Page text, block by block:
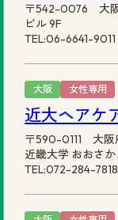
〒542-0076 大阪
ビル 9F
TEL:06-6641-9011
大阪 女性専用
近大ヘアケ
〒590-0111 大阪
近畿大学 おおさか
TEL:072-284-7818